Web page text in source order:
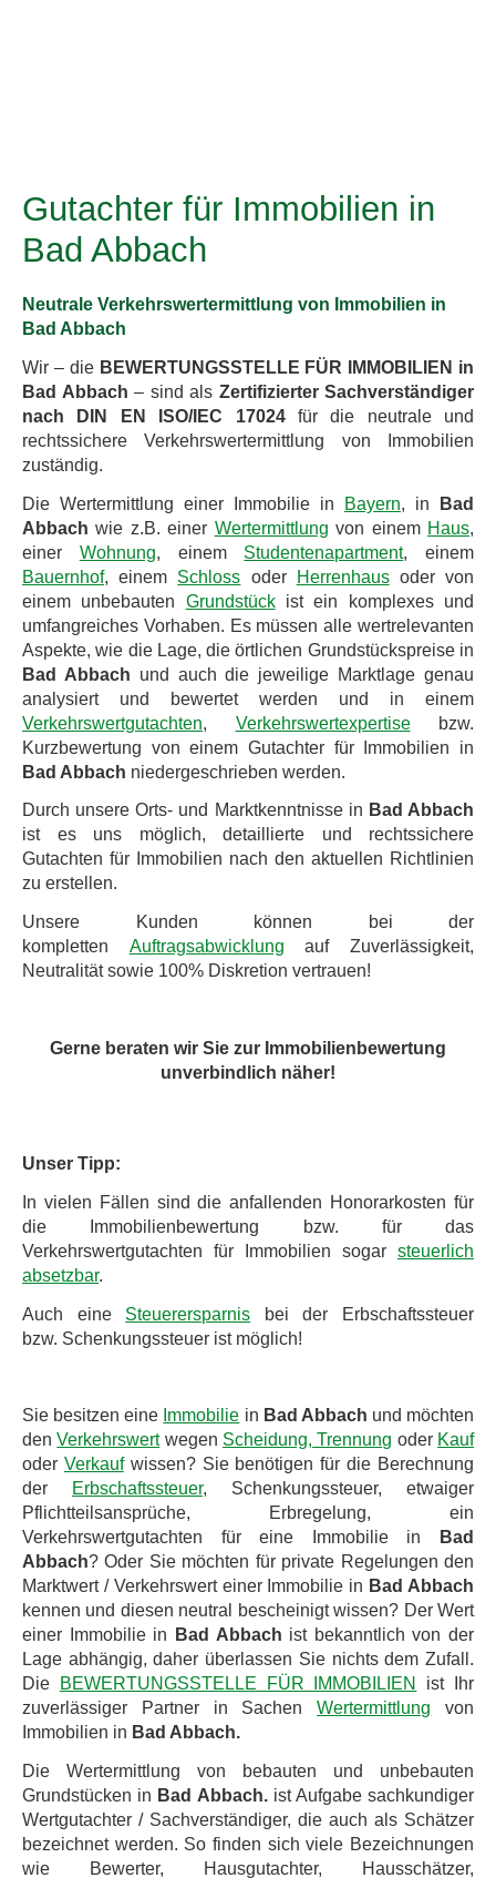
Gutachter für Immobilien in
Bad Abbach
Neutrale Verkehrswertermittlung von Immobilien in
Bad Abbach
Wir – die BEWERTUNGSSTELLE FÜR IMMOBILIEN in
Bad Abbach – sind als Zertifizierter Sachverständiger
nach DIN EN ISO/IEC 17024für die neutrale und
rechtssichere Verkehrswertermittlung von Immobilien
zuständig.
Die Wertermittlung einer Immobilie in Bayern, in Bad
Abbach wie z.B. einer Wertermittlung von einem Haus,
einer Wohnung, einem Studentenapartment, einem
Bauernhof, einem Schloss oder Herrenhausoder von
einem unbebauten Grundstückist ein komplexes und
umfangreiches Vorhaben. Es müssen alle wertrelevanten
Aspekte, wie die Lage, die örtlichen Grundstückspreise in
Bad Abbach und auch die jeweilige Marktlage genau
analysiert und bewertet werden und in einem
Verkehrswertgutachten, Verkehrswertexpertisebzw.
Kurzbewertung von einem Gutachter für Immobilien in
Bad Abbach niedergeschrieben werden.
Durch unsere Orts- und Marktkenntnisse in Bad Abbach
ist es uns möglich, detaillierte und rechtssichere
Gutachten für Immobilien nach den aktuellen Richtlinien
zu erstellen.
Unsere Kunden können bei der
kompletten Auftragsabwicklung auf Zuverlässigkeit,
Neutralität sowie 100% Diskretion vertrauen!
Gerne beraten wir Sie zur Immobilienbewertung
unverbindlich näher!
Unser Tipp:
In vielen Fällen sind die anfallenden Honorarkosten für
die Immobilienbewertung bzw. für das
Verkehrswertgutachten für Immobilien sogar steuerlich
absetzbar.
Auch eine Steuerersparnis bei der Erbschaftssteuer
bzw. Schenkungssteuer ist möglich!
Sie besitzen eine Immobilie in Bad Abbach und möchten
denVerkehrswertwegen Scheidung, Trennung oder Kauf
oder Verkaufwissen? Sie benötigen für die Berechnung
der
Erbschaftssteuer, Schenkungssteuer, etwaiger
Pflichtteilsansprüche, Erbregelung, ein
Verkehrswertgutachten für eine Immobilie in
Bad
Abbach? Oder Sie möchten für private Regelungen den
Marktwert / Verkehrswert einer Immobilie in Bad Abbach
kennen und diesen neutral bescheinigt wissen? Der Wert
einer Immobilie in
Bad Abbach ist bekanntlich von der
Lage abhängig, daher überlassen Sie nichts dem Zufall.
Die
BEWERTUNGSSTELLE FÜR IMMOBILIEN
ist Ihr
zuverlässiger Partner in SachenWertermittlung von
Immobilien in Bad Abbach.
Die Wertermittlung von bebauten und unbebauten
Grundstücken in Bad Abbach.ist Aufgabe sachkundiger
Wertgutachter / Sachverständiger, die auch als Schätzer
bezeichnet werden. So finden sich viele Bezeichnungen
wie Bewerter, Hausgutachter, Hausschätzer,